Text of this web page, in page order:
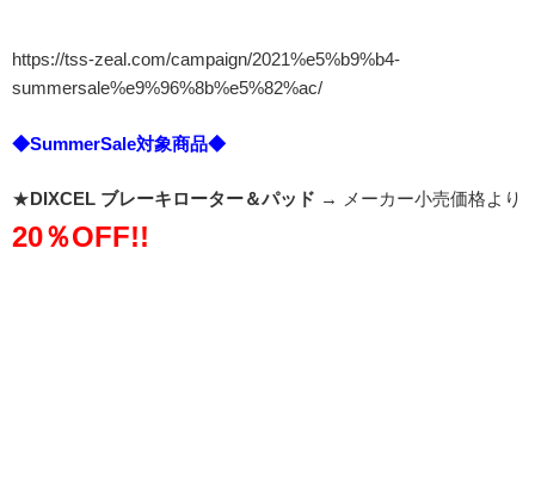
https://tss-zeal.com/campaign/2021%e5%b9%b4-
summersale%e9%96%8b%e5%82%ac/
◆SummerSale対象商品◆
★DIXCEL ブレーキローター＆パッド → メーカー小売価格より
20％OFF!!